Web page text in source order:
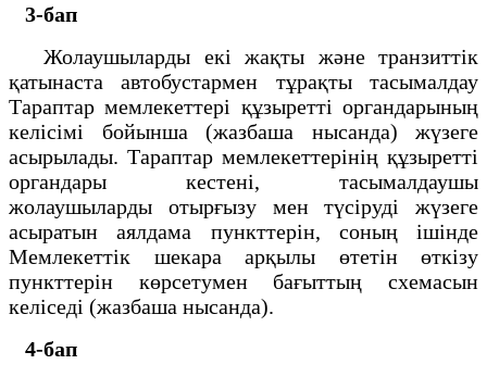
3-бап
Жолаушыларды екi жақты және транзиттiк
қатынаста автобустармен тұрақты тасымалдау
Тараптар мемлекеттерi құзыреттi органдарының
келiсiмi бойынша (жазбаша нысанда) жүзеге
асырылады. Тараптар мемлекеттерiнiң құзыреттi
органдары кестенi, тасымалдаушы
жолаушыларды отырғызу мен түсiрудi жүзеге
асыратын аялдама пункттерiн, соның iшiнде
Мемлекеттiк шекара арқылы өтетiн өткiзу
пункттерiн көрсетумен бағыттың схемасын
келiседi (жазбаша нысанда).
4-бап